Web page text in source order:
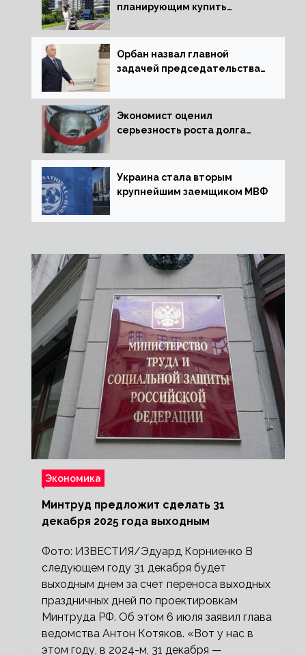
планирующим купить
Орбан назвал главной
задачей председательства
за мир
Экономист оценил
серьезность роста долга
Украина стала вторым
крупнейшим заемщиком МВФ
Экономика
Минтруд предложит сделать 31
декабря 2025 года выходным
Фото: ИЗВЕСТИЯ/Эдуард Корниенко В
следующем году 31 декабря будет
выходным днем за счет переноса выходных
праздничных дней по проектировкам
Минтруда РФ. Об этом 6 июля заявил глава
ведомства Антон Котяков. «Вот у нас в
этом году, в 2024-м, 31 декабря —